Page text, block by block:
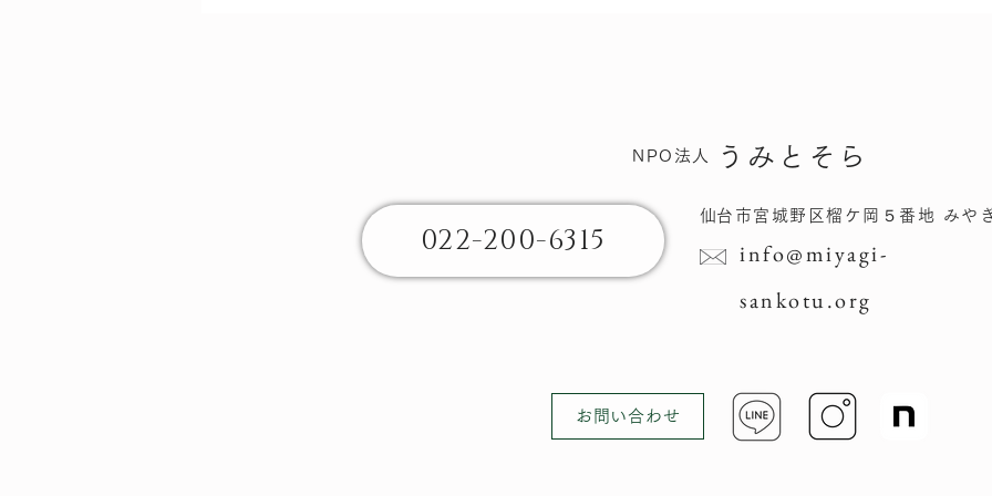
うみとそら
NPO法人
022-200-6315
仙台市宮城野区榴ケ岡​５番地 みや
info@miyagi-
sankotu.org
お問い合わせ